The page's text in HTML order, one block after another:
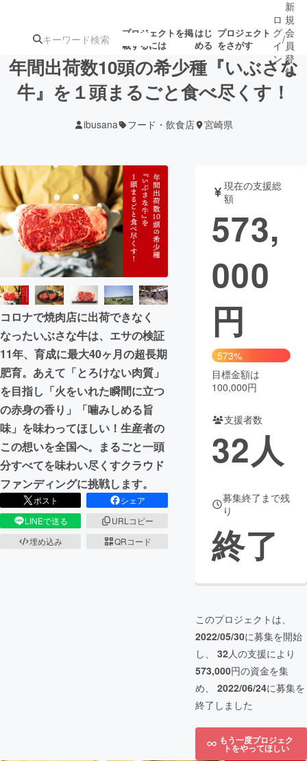
プロジェクトを掲
載するには
はじ
める
プロジェクト
をさがす
ターン
ジェクト
募集終了が近いプ
ロジェクト
アート・写真 音楽
テクノロジー・ガジェット ゲーム・サ
映像・映画
ビジネス・起業
まちづくり・地域活性化
CAMPFIRE for Social Good
CAMPFIRE Creation
CAMPFIREふるさと納税machi-ya コミュニティ
ロ
グ
イ
ン
/
新
規
会
員
登
録
年間出荷数10頭の希少種『いぶさな
牛』を１頭まるごと食べ尽くす！
ibusana フード・飲食店 宮崎県
コロナで焼肉店に出荷できなく
なったいぶさな牛は、エサの検証
11年、育成に最大40ヶ月の超長期
肥育。あえて「とろけない肉質」
を目指し「火をいれた瞬間に立つ
の赤身の香り」「噛みしめる旨
味」を味わってほしい！生産者の
この想いを全国へ。まるごと一頭
分すべてを味わい尽くすクラウド
ファンディングに挑戦します。
ポスト
シェア
LINEで送る
URLコピー
埋め込み
QRコード
現在の支援総
額
573,
000
円
573%
目標金額は
100,000円
支援者数
32人
募集終了まで残
り
終了
このプロジェクトは、
2022/05/30に募集を開始
し、 32人の支援により
573,000円の資金を集
め、 2022/06/24に募集を
終了しました
もう一度プロジェク
トをやってほしい